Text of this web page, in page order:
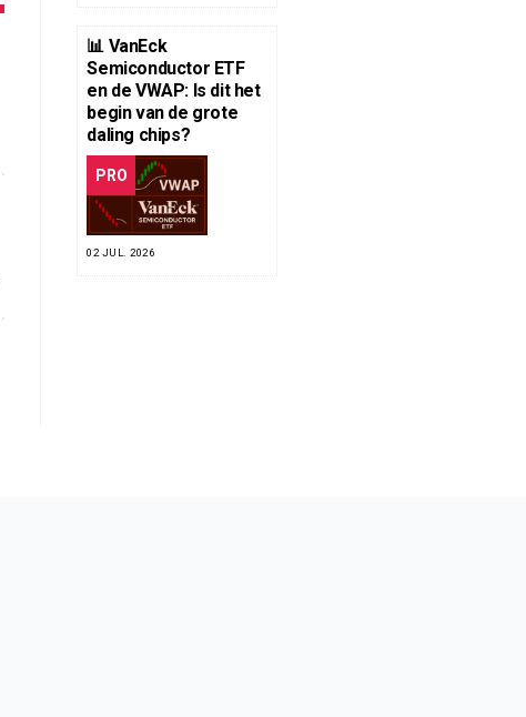
📊 VanEck
Semiconductor ETF
en de VWAP: Is dit het
begin van de grote
daling chips?
PRO
02 JUL. 2026